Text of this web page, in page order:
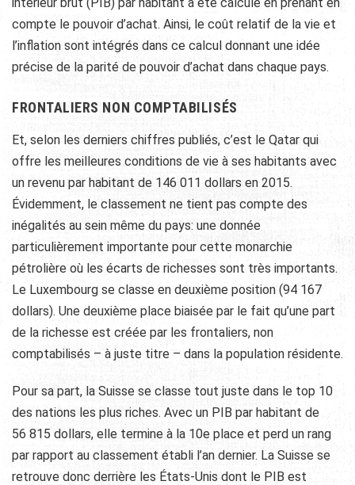
compte le pouvoir d’achat. Ainsi, le coût relatif de la vie et
l’inflation sont intégrés dans ce calcul donnant une idée
précise de la parité de pouvoir d’achat dans chaque pays.
FRONTALIERS NON COMPTABILISÉS
Et, selon les derniers chiffres publiés, c’est le Qatar qui
offre les meilleures conditions de vie à ses habitants avec
un revenu par habitant de 146 011 dollars en 2015.
Évidemment, le classement ne tient pas compte des
inégalités au sein même du pays: une donnée
particulièrement importante pour cette monarchie
pétrolière où les écarts de richesses sont très importants.
Le Luxembourg se classe en deuxième position (94 167
dollars). Une deuxième place biaisée par le fait qu’une part
de la richesse est créée par les frontaliers, non
comptabilisés – à juste titre – dans la population résidente.
Pour sa part, la Suisse se classe tout juste dans le top 10
des nations les plus riches. Avec un PIB par habitant de
56 815 dollars, elle termine à la 10e place et perd un rang
par rapport au classement établi l’an dernier. La Suisse se
retrouve donc derrière les États-Unis dont le PIB est